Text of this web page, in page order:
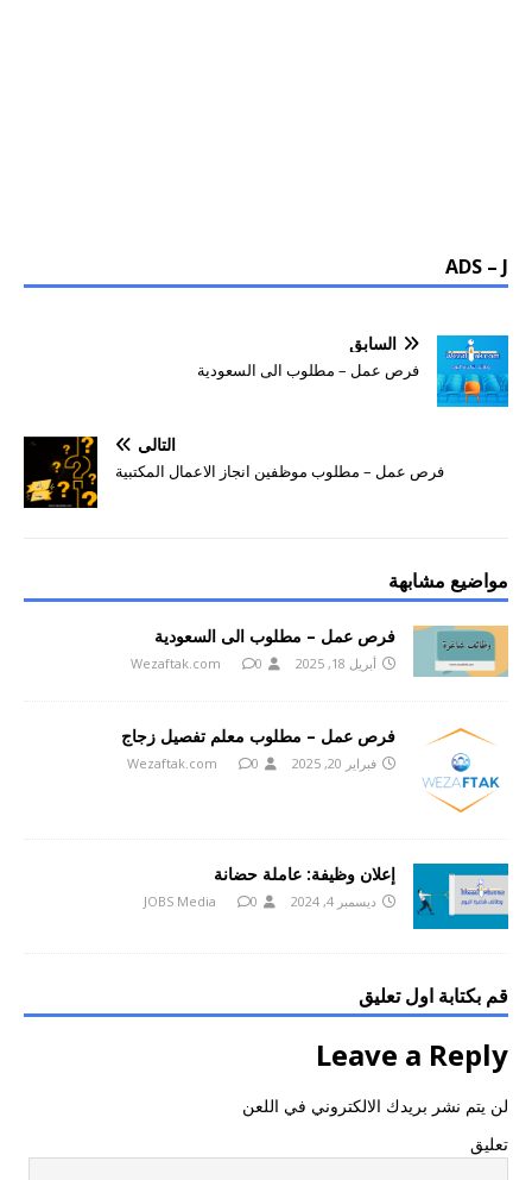
ADS – J
السابق
فرص عمل – مطلوب الى السعودية
التالي
فرص عمل – مطلوب موظفين انجاز الاعمال المكتبية
مواضيع مشابهة
فرص عمل – مطلوب الى السعودية
أبريل 18, 2025 Wezaftak.com 0
فرص عمل – مطلوب معلم تفصيل زجاج
فبراير 20, 2025 Wezaftak.com 0
إعلان وظيفة: عاملة حضانة
ديسمبر 4, 2024 JOBS Media 0
قم بكتابة اول تعليق
Leave a Reply
لن يتم نشر بريدك الالكتروني في اللعن
تعليق